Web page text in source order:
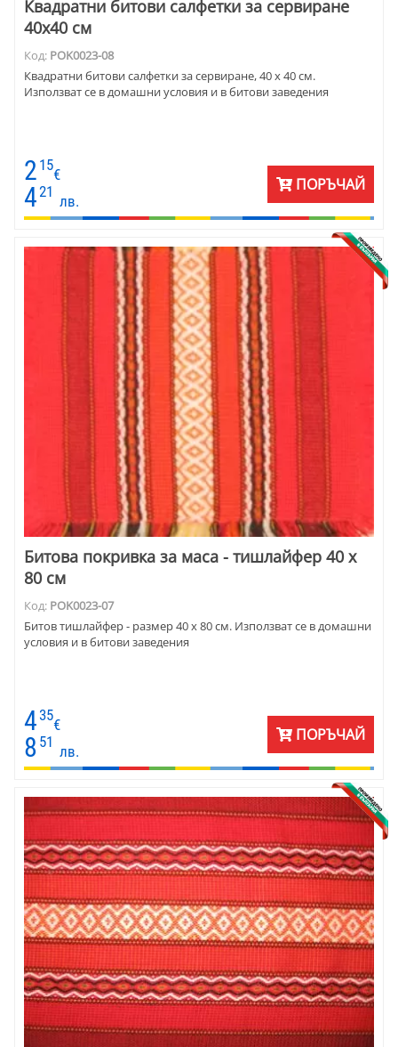
Квадратни битови салфетки за сервиране
40х40 см
Код: POK0023-08
Квадратни битови салфетки за сервиране, 40 х 40 см.
Използват се в домашни условия и в битови заведения
2 15
€
421
лв.
ПОРЪЧАЙ
Битова покривка за маса - тишлайфер 40 х
80 см
Код: POK0023-07
Битов тишлайфер - размер 40 х 80 см. Използват се в домашни
условия и в битови заведения
4 35
€
8 51
лв.
ПОРЪЧАЙ